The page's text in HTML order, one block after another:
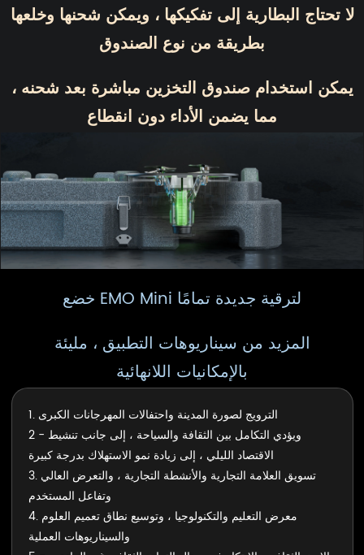
لا تحتاج البطارية إلى تفكيكها ، ويمكن شحنها وخلعها
بطريقة من نوع الصندوق
يمكن استخدام صندوق التخزين مباشرة بعد شحنه ،
مما يضمن الأداء دون انقطاع
خضع EMO Mini لترقية جديدة تمامًا
المزيد من سيناريوهات التطبيق ، مليئة
بالإمكانيات اللانهائية
1. الترويج لصورة المدينة واحتفالات المهرجانات الكبرى
2 - ويؤدي التكامل بين الثقافة والسياحة ، إلى جانب تنشيط
الاقتصاد الليلي ، إلى زيادة نمو الاستهلاك بدرجة كبيرة
3. تسويق العلامة التجارية والأنشطة التجارية ، والتعرض العالي
وتفاعل المستخدم
4. معرض التعليم والتكنولوجيا ، وتوسيع نطاق تعميم العلوم
والسيناريوهات العملية